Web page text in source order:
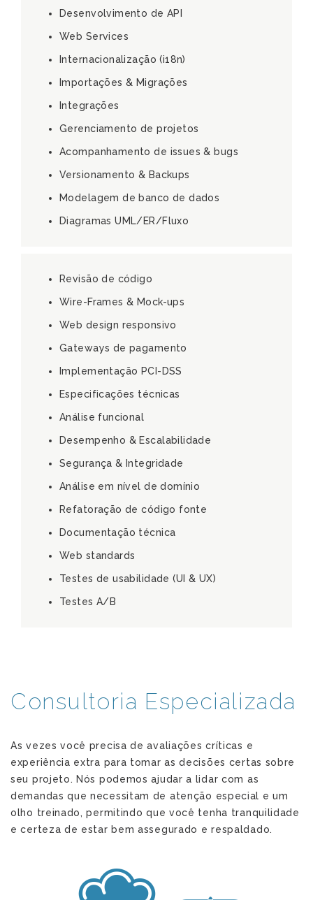
Desenvolvimento de API
Web Services
Internacionalização (i18n)
Importações & Migrações
Integrações
Gerenciamento de projetos
Acompanhamento de issues & bugs
Versionamento & Backups
Modelagem de banco de dados
Diagramas UML/ER/Fluxo
Revisão de código
Wire-Frames & Mock-ups
Web design responsivo
Gateways de pagamento
Implementação PCI-DSS
Especificações técnicas
Análise funcional
Desempenho & Escalabilidade
Segurança & Integridade
Análise em nível de domínio
Refatoração de código fonte
Documentação técnica
Web standards
Testes de usabilidade (UI & UX)
Testes A/B
Consultoria Especializada
As vezes você precisa de avaliações críticas e
experiência extra para tomar as decisões certas sobre
seu projeto. Nós podemos ajudar a lidar com as
demandas que necessitam de atenção especial e um
olho treinado, permitindo que você tenha tranquilidade
e certeza de estar bem assegurado e respaldado.